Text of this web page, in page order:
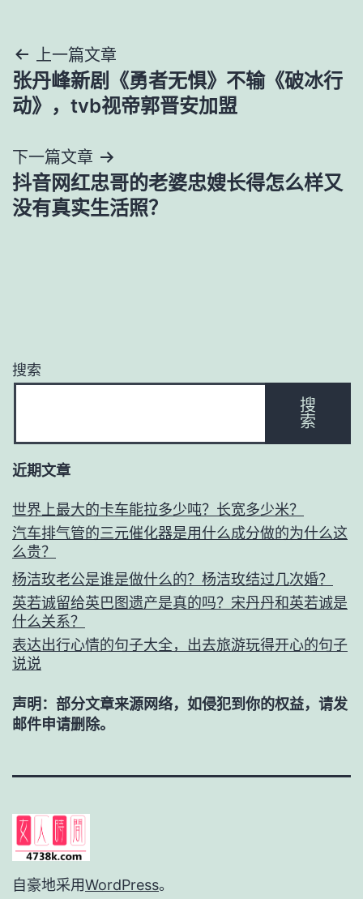
文
章
航
上一篇文章
张丹峰新剧《勇者无惧》不输《破冰行
动》，tvb视帝郭晋安加盟
下一篇文章
抖音网红忠哥的老婆忠嫂长得怎么样又
没有真实生活照？
搜索
搜
索
近期文章
世界上最大的卡车能拉多少吨？长宽多少米？
汽车排气管的三元催化器是用什么成分做的为什么这
么贵？
杨洁玫老公是谁是做什么的？杨洁玫结过几次婚？
英若诚留给英巴图遗产是真的吗？宋丹丹和英若诚是
什么关系？
表达出行心情的句子大全，出去旅游玩得开心的句子
说说
声明：部分文章来源网络，如侵犯到你的权益，请发
邮件申请删除。
自豪地采用WordPress。